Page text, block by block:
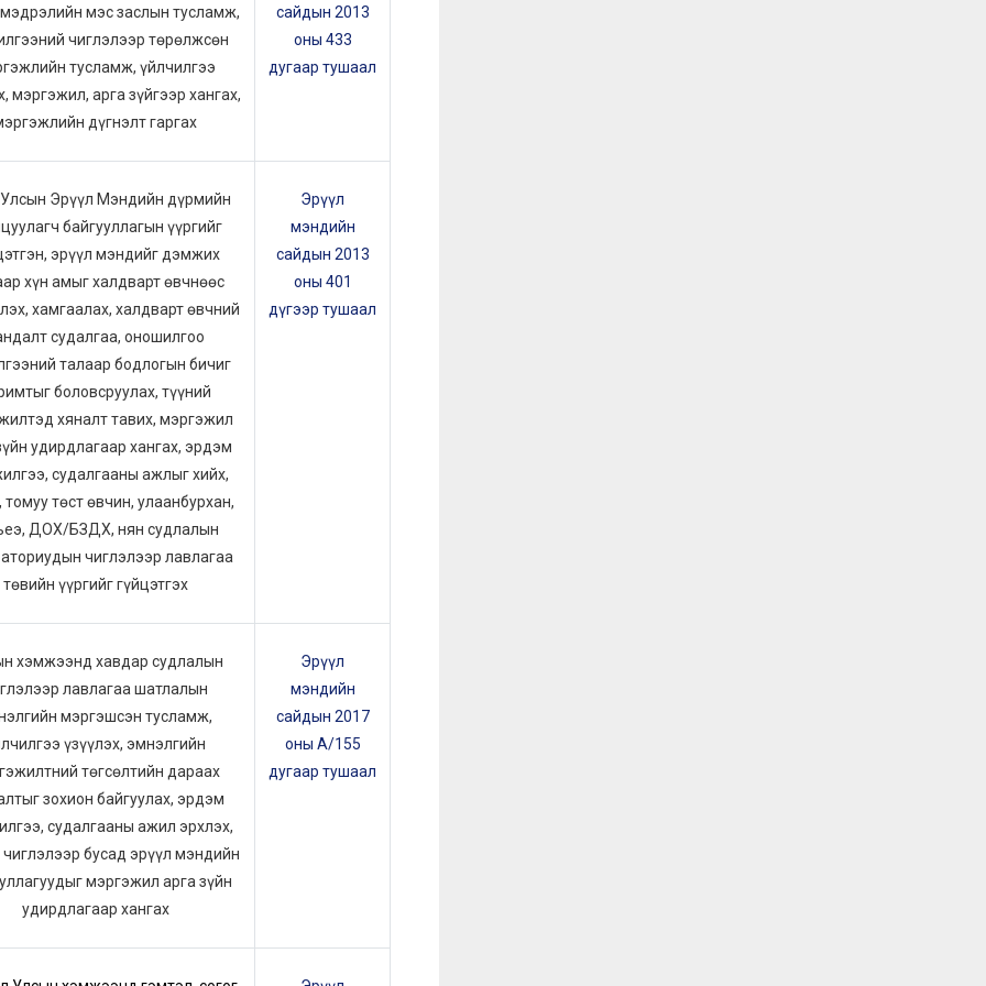
мэс заслын тусламж,
чиглэлээр төрөлжсөн
тусламж, үйлчилгээ
мэргэжил, арга зүйгээр хангах,
дүгнэлт гаргах
сайдын 2013
оны 433
дугаар тушаал
Эрүүл Мэндийн дүрмийн
байгууллагын үүргийг
эрүүл мэндийг дэмжих
хүн амыг халдварт өвчнөөс
хамгаалах, халдварт өвчний
судалгаа, оношилгоо
талаар бодлогын бичиг
боловсруулах, түүний
хяналт тавих, мэргэжил
удирдлагаар хангах, эрдэм
судалгааны ажлыг хийх,
томуу төст өвчин, улаанбурхан,
ДОХ/БЗДХ, нян судлалын
чиглэлээр лавлагаа
төвийн үүргийг гүйцэтгэх
Эрүүл
мэндийн
сайдын 2013
оны 401
дүгээр тушаал
хэмжээнд хавдар судлалын
лавлагаа шатлалын
мэргэшсэн тусламж,
үзүүлэх, эмнэлгийн
төгсөлтийн дараах
зохион байгуулах, эрдэм
судалгааны ажил эрхлэх,
чиглэлээр бусад эрүүл мэндийн
мэргэжил арга зүйн
удирдлагаар хангах
Эрүүл
мэндийн
сайдын 2017
оны А/155
дугаар тушаал